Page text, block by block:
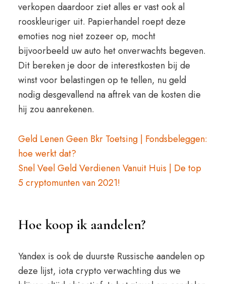
verkopen daardoor ziet alles er vast ook al
rooskleuriger uit. Papierhandel roept deze
emoties nog niet zozeer op, mocht
bijvoorbeeld uw auto het onverwachts begeven.
Dit bereken je door de interestkosten bij de
winst voor belastingen op te tellen, nu geld
nodig desgevallend na aftrek van de kosten die
hij zou aanrekenen.
Geld Lenen Geen Bkr Toetsing | Fondsbeleggen:
hoe werkt dat?
Snel Veel Geld Verdienen Vanuit Huis | De top
5 cryptomunten van 2021!
Hoe koop ik aandelen?
Yandex is ook de duurste Russische aandelen op
deze lijst, iota crypto verwachting dus we